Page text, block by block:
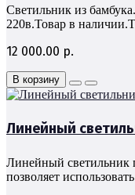
Светильник из
220в.Товар в
12 000.00 р.
В корзину
Линейный
Линейный светильник
позволяет